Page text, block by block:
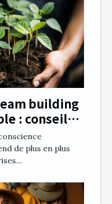
building
: conseils
de plus en plus